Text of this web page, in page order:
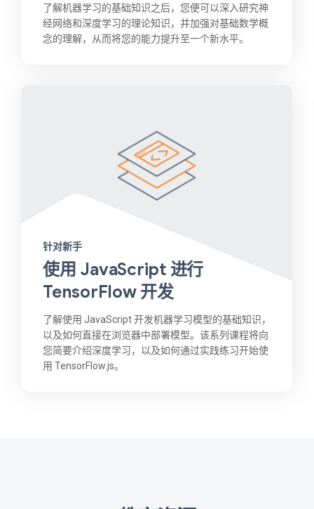
了解机器学习的基础知识之后，您便可以深入研究神
经网络和深度学习的理论知识，并加强对基础数学概
念的理解，从而将您的能力提升至一个新水平。
针对新手
使用 JavaScript 进行
TensorFlow 开发
了解使用 JavaScript 开发机器学习模型的基础知识，
以及如何直接在浏览器中部署模型。该系列课程将向
您简要介绍深度学习，以及如何通过实践练习开始使
用 TensorFlow.js。